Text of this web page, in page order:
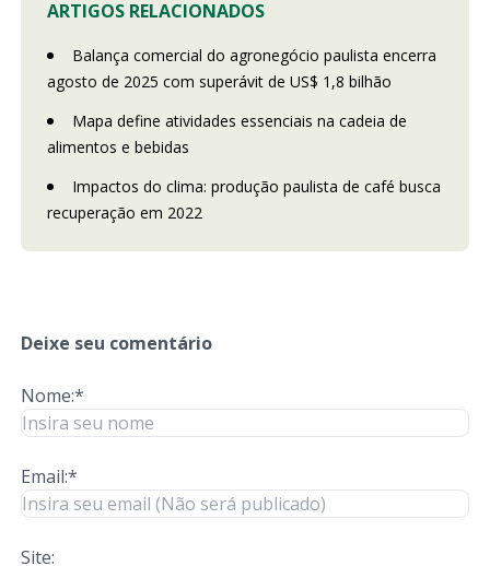
ARTIGOS RELACIONADOS
Balança comercial do agronegócio paulista encerra
agosto de 2025 com superávit de US$ 1,8 bilhão
Mapa define atividades essenciais na cadeia de
alimentos e bebidas
Impactos do clima: produção paulista de café busca
recuperação em 2022
Deixe seu comentário
Nome:*
Email:*
Site: